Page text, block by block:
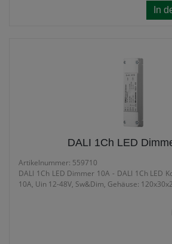
In
DALI 1Ch LED
Artikelnummer: 559710
DALI 1Ch LED Dimmer 10A - DALI 1Ch LED
10A, Uin 12-48V, Sw&Dim, Gehäuse: